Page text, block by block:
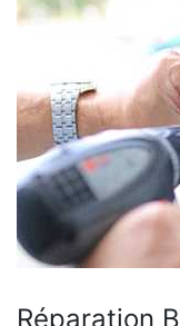
Réparation